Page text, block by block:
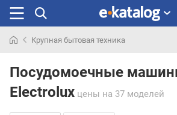
раньше
Крупная бытовая техника
Посудомоечные
Electrolux цены на 37 моделей